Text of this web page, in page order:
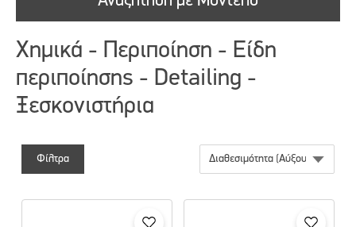
Χημικά - Περιποίηση - Είδη
περιποίησης - Detailing -
Ξεσκονιστήρια
Φίλτρα